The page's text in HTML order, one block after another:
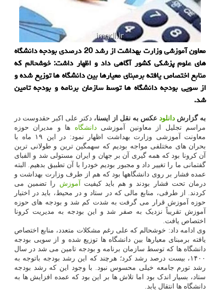
معاون آموزشی وزارت بهداشت از رشد 20 درصدی بودجه دانشگاه
های علوم پزشکی کشور آگاهی داد و اظهار داشت: خوشحالم که
منابع اختصاص یافته برمبنای معیارها بین دانشگاه ها توزیع شده و
از سویی بودجه دانشگاه ها توسط سازمان برنامه و بودجه تامین
شد.
به گزارشدانلود عکس به نقل از ایسنا، دکتر علی اکبر حقدوست در
مراسم تجلیل از معاونین آموزشیدانشگاه ها و مدیران حوزه
معاونت آموزشی وزارت بهداشت اظهار نمود: در این ۱۹ ماه با
بحران های مختلفی مواجه بودیم که سهمگین ترین و طولانی ترین
آن کرونا بود که همه گیری آن بر جهان و ایران مستولی شد و الفبای
گفتمانی ما را تغییر داد و مجبور بودیم خودرا با آن تطبیق بدهیم. البته
عمده فشار بر روی دانشگاهها بود که هم از طرف وزارت بهداشت و
درمان تحت فشار بودند و هم باید کیفیت
آموزش را تضمین می
کردند. از طرفی، منابع مالی که در ستاد و در محیط، باید در اختیار
حوزه آموزش قرار می گرفت به شدت کم شد و بودجه های حوزه
آموزش تقریباً نزدیک به صفر شد و این بودجه به مدیریت کرونا
اختصاص یافت.
وی ادامه داد: خوشحالم که علی رغم مشکلات متعدد، منابع اختصاص
یافته برمبنای معیارها بین دانشگاه ها توزیع شده و از سویی بودجه
دانشگاه ها که توسط سازمان برنامه و بودجه تامین می شد در سال
۱۴۰۰، بیست درصد رشد کرد؛ هرچند که این رشد بودجه باتوجه به
رشد تورم جامعه خیلی محسوس نبود. با وجود این که رشد بودجه
ستاد، بسیار اندک بود اما تلاش ها بر این بود که عمده افزایش ها به
دانشگاه ها انتقال یابد.